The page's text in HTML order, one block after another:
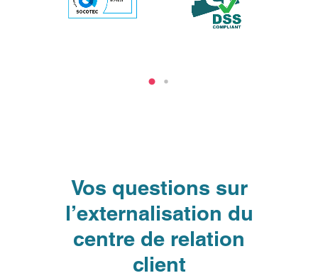
Vos questions sur
l’externalisation du
centre de relation
client